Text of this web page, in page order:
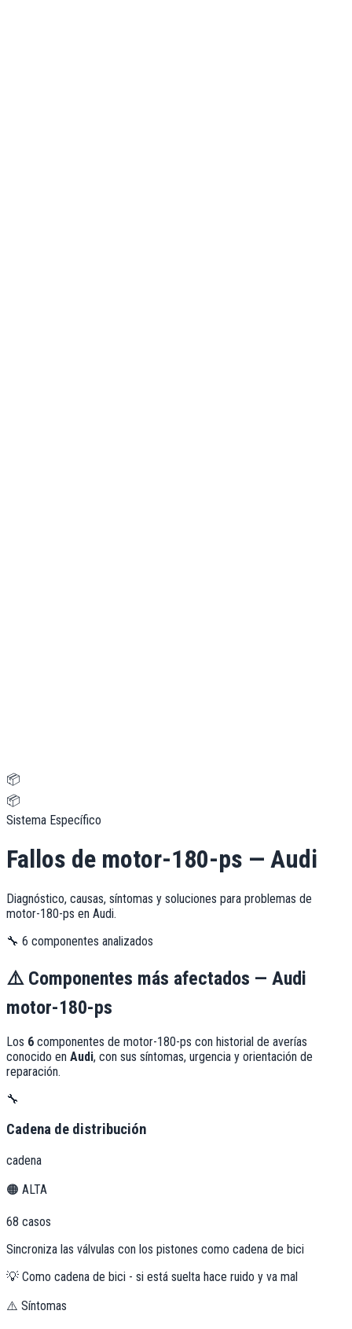
📦
📦
Sistema Específico
Fallos de motor-180-ps — Audi
Diagnóstico, causas, síntomas y soluciones para problemas de
motor-180-ps en Audi.
🔧 6 componentes analizados
⚠️Componentes más afectados — Audi
motor-180-ps
Los 6 componentes de motor-180-ps con historial de averías
conocido en Audi, con sus síntomas, urgencia y orientación de
reparación.
🔧
Cadena de distribución
cadena
🟠 ALTA
68 casos
Sincroniza las válvulas con los pistones como cadena de bici
💡 Como cadena de bici - si está suelta hace ruido y va mal
⚠️ Síntomas